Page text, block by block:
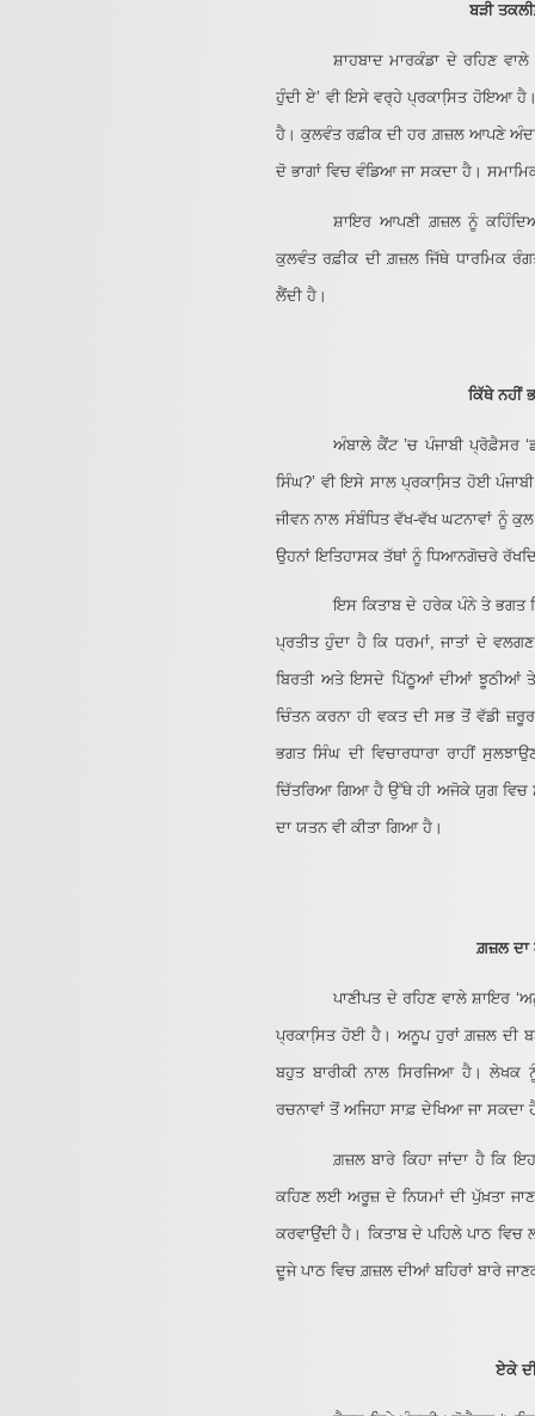
ਬੜੀ
ਸ਼ਾਹਬਾਦ ਮਾਰਕੰਡਾ ਦੇ ਰਹਿਣ
ਹੁੰਦੀ ਏ’ ਵੀ ਇਸੇ ਵਰ੍ਹੇ ਪ੍ਰਕਾਸਿ਼ਤ ਹੋਇਆ
ਹੈ। ਕੁਲਵੰਤ ਰਫ਼ੀਕ ਦੀ ਹਰ ਗ਼ਜ਼ਲ ਆਪਣੇ
ਦੋ ਭਾਗਾਂ ਵਿਚ ਵੰਡਿਆ ਜਾ ਸਕਦਾ ਹੈ।
ਸ਼ਾਇਰ ਆਪਣੀ ਗ਼ਜ਼ਲ ਨੂੰ
ਕੁਲਵੰਤ ਰਫ਼ੀਕ ਦੀ ਗ਼ਜ਼ਲ ਜਿੱਥੇ ਧਾਰਮਿਕ
ਲੈਂਦੀ ਹੈ।
ਕਿੱਥੇ ਨਹੀਂ
ਅੰਬਾਲੇ ਕੈਂਟ ’ਚ ਪੰਜਾਬੀ ਪ੍ਰੋਫ਼ੈਸਰ
ਸਿੰਘ?’ ਵੀ ਇਸੇ ਸਾਲ ਪ੍ਰਕਾਸਿ਼ਤ ਹੋਈ
ਜੀਵਨ ਨਾਲ ਸੰਬੰਧਿਤ ਵੱਖ-ਵੱਖ ਘਟਨਾਵਾਂ ਨੂੰ
ਉਹਨਾਂ ਇਤਿਹਾਸਕ ਤੱਥਾਂ ਨੂੰ ਧਿਆਨਗੋਚਰੇ
ਇਸ ਕਿਤਾਬ ਦੇ ਹਰੇਕ ਪੰਨੇ ਤੇ ਭਗਤ
ਪ੍ਰਤੀਤ ਹੁੰਦਾ ਹੈ ਕਿ ਧਰਮਾਂ, ਜਾਤਾਂ ਦੇ
ਬਿਰਤੀ ਅਤੇ ਇਸਦੇ ਪਿੱਠੂਆਂ ਦੀਆਂ ਝੂਠੀਆਂ ਤੇ
ਚਿੰਤਨ ਕਰਨਾ ਹੀ ਵਕਤ ਦੀ ਸਭ ਤੋਂ ਵੱਡੀ
ਭਗਤ ਸਿੰਘ ਦੀ ਵਿਚਾਰਧਾਰਾ ਰਾਹੀਂ
ਚਿੱਤਰਿਆ ਗਿਆ ਹੈ ਉੱਥੇ ਹੀ ਅਜੋਕੇ ਯੁਗ ਵਿਚ
ਦਾ ਯਤਨ ਵੀ ਕੀਤਾ ਗਿਆ ਹੈ।
ਗ਼ਜ਼ਲ ਦਾ
ਪਾਣੀਪਤ ਦੇ ਰਹਿਣ ਵਾਲੇ ਸ਼ਾਇਰ
ਪ੍ਰਕਾਸਿ਼ਤ ਹੋਈ ਹੈ। ਅਨੂਪ ਹੁਰਾਂ ਗ਼ਜ਼ਲ ਦੀ
ਬਹੁਤ ਬਾਰੀਕੀ ਨਾਲ ਸਿਰਜਿਆ ਹੈ। ਲੇਖਕ
ਰਚਨਾਵਾਂ ਤੋਂ ਅਜਿਹਾ ਸਾਫ਼ ਦੇਖਿਆ ਜਾ ਸਕਦਾ
ਗ਼ਜ਼ਲ ਬਾਰੇ ਕਿਹਾ ਜਾਂਦਾ ਹੈ ਕਿ
ਕਹਿਣ ਲਈ ਅਰੂਜ਼ ਦੇ ਨਿਯਮਾਂ ਦੀ ਪੁੱਖ਼ਤਾ
ਕਰਵਾਉਂਦੀ ਹੈ। ਕਿਤਾਬ ਦੇ ਪਹਿਲੇ ਪਾਠ
ਦੂਜੇ ਪਾਠ ਵਿਚ ਗ਼ਜ਼ਲ ਦੀਆਂ ਬਹਿਰਾਂ ਬਾਰੇ
ਏਕੇ